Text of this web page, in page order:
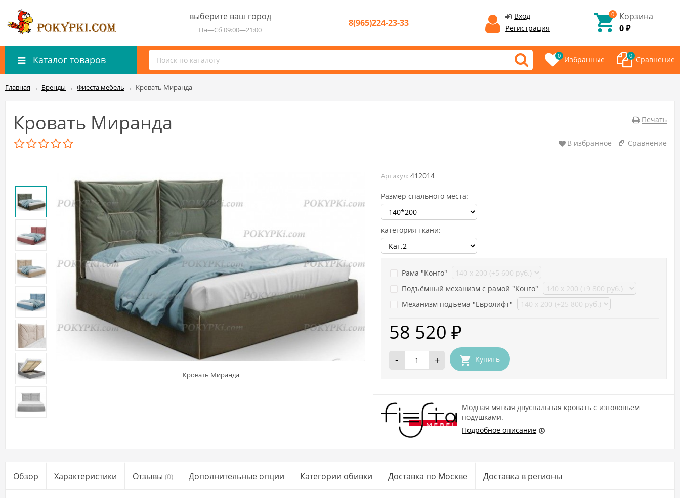
выберите ваш город
Пн—Сб 09:00—21:00
8(965)224-23-33
Вход
Регистрация
0
Корзина
0₽
Каталог товаров 0 Избранные 0 Сравнение
Главная → Бренды → Фиеста мебель → Кровать Миранда
Печать
Кровать Миранда
В избранное Сравнение
Кровать Миранда
Артикул: 412014
Размер спального места:
категория ткани:
Рама "Конго"
Подъёмный механизм с рамой "Конго"
Механизм подъёма "Евролифт"
58 520₽
- + Купить
Модная мягкая двуспальная кровать с изголовьем
подушками.
Подробное описание
Обзор Характеристики Отзывы (0) Дополнительные опции Категории обивки Доставка по Москве Доставка в регионы